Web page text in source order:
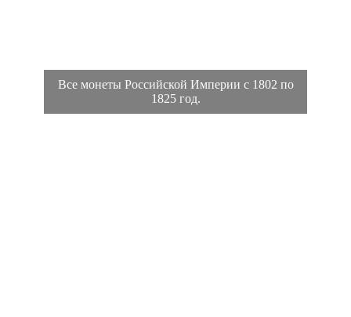
Все монеты Российской Империи с 1802 по
1825 год.